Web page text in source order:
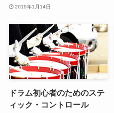
2019年1月14日
ドラム初心者のためのステ
ィック・コントロール